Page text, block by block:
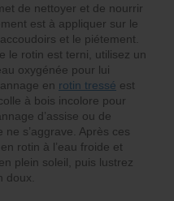
de nettoyer et de nourrir
est à appliquer sur le
et le piétement.
le rotin est terni, utilisez un
oxygénée pour lui
en rotin tressé est
à bois incolore pour
d’assise ou de
s’aggrave. Après ces
rotin à l’eau froide et
plein soleil, puis lustrez
doux.